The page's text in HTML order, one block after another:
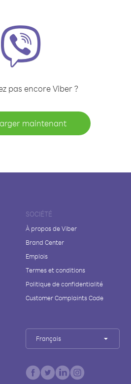
pas encore Viber ?
maintenant
SOCIÉTÉ
À propos de Viber
Brand Center
Emplois
Termes et conditions
Politique de confidentialité
Customer Complaints Code
Français